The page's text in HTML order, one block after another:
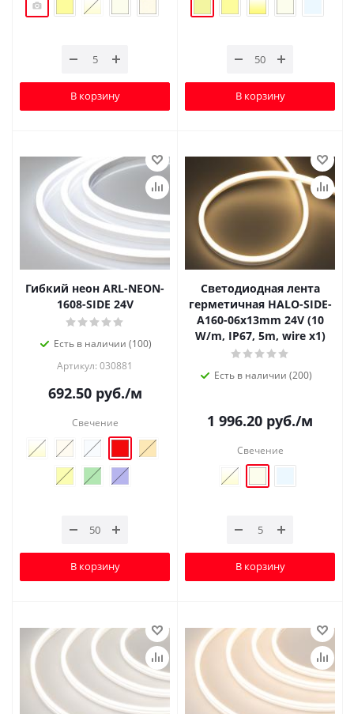
В корзину В корзину
Гибкий неон ARL-NEON-
1608-SIDE 24V
Есть в наличии (100)
Артикул: 030881
692.50руб./м
Свечение
В корзину
Светодиодная лента
герметичная HALO-SIDE-
A160-06x13mm 24V (10
W/m, IP67, 5m, wire x1)
Есть в наличии (200)
1 996.20 руб./м
Свечение
В корзину